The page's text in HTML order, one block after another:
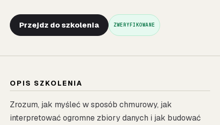
Przejdz do szkolenia ZWERYFIKOWANE
OPIS SZKOLENIA
Zrozum, jak myśleć w sposób chmurowy, jak
interpretować ogromne zbiory danych i jak budować